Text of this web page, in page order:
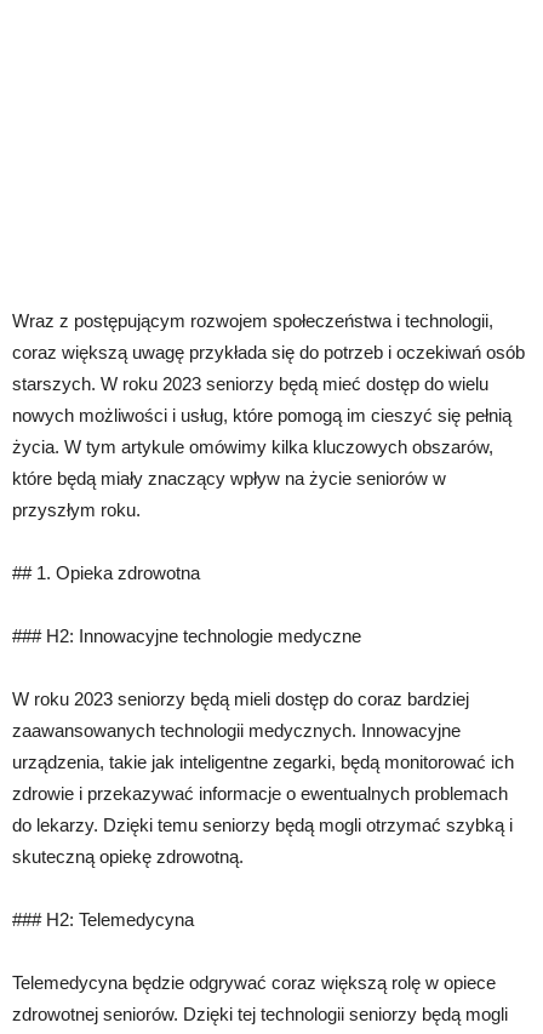
Wraz z postępującym rozwojem społeczeństwa i technologii,
coraz większą uwagę przykłada się do potrzeb i oczekiwań osób
starszych. W roku 2023 seniorzy będą mieć dostęp do wielu
nowych możliwości i usług, które pomogą im cieszyć się pełnią
życia. W tym artykule omówimy kilka kluczowych obszarów,
które będą miały znaczący wpływ na życie seniorów w
przyszłym roku.
## 1. Opieka zdrowotna
### H2: Innowacyjne technologie medyczne
W roku 2023 seniorzy będą mieli dostęp do coraz bardziej
zaawansowanych technologii medycznych. Innowacyjne
urządzenia, takie jak inteligentne zegarki, będą monitorować ich
zdrowie i przekazywać informacje o ewentualnych problemach
do lekarzy. Dzięki temu seniorzy będą mogli otrzymać szybką i
skuteczną opiekę zdrowotną.
### H2: Telemedycyna
Telemedycyna będzie odgrywać coraz większą rolę w opiece
zdrowotnej seniorów. Dzięki tej technologii seniorzy będą mogli